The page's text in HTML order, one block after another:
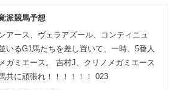
派競馬予想
アース、ヴェラアズール、コンティニュ
いるG1馬たちを差し置いて、一時、5番人
ガミエース。 吉村J、クリノメガミエース
共に頑張れ！！！！！！ 023